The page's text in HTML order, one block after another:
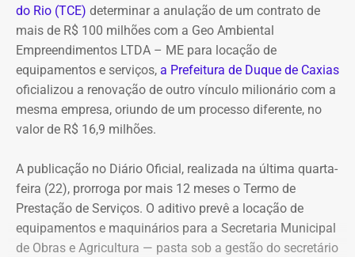
A empresa também destaca que não possui SUVs
blindados em sua frota própria, razão pela qual optou
pela locação dos veículos por meio de adesão à ata do
GSI.
Os veículos serão destinados exclusivamente aos
Suprimentos (DSU) e Segurança e Governança (DSG). O
contrato foi firmado com a empresa Rei dos Blindados
Locação de Veículos Ltda. e prevê a locação de quatro
SUVs zero quilômetro, com blindagem nível III-A, sem
motorista e sem fornecimento de combustível.
do Rio (TCE) determinar a anulação de um contrato de
mais de R$ 100 milhões com a Geo Ambiental
Empreendimentos LTDA – ME para locação de
equipamentos e serviços, a Prefeitura de Duque de Caxias
oficializou a renovação de outro vínculo milionário com a
mesma empresa, oriundo de um processo diferente, no
valor de R$ 16,9 milhões.
A publicação no Diário Oficial, realizada na última quarta-
feira (22), prorroga por mais 12 meses o Termo de
Prestação de Serviços. O aditivo prevê a locação de
equipamentos e maquinários para a Secretaria Municipal
de Obras e Agricultura — pasta sob a gestão do secretário